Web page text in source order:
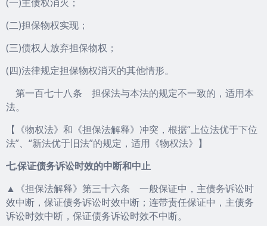
(二)担保物权实现；
(三)债权人放弃担保物权；
(四)法律规定担保物权消灭的其他情形。
第一百七十八条 担保法与本法的规定不一致的，适用本
法。
【《物权法》和《担保法解释》冲突，根据“上位法优于下位
法”、“新法优于旧法”的规定，适用《物权法》】
七.保证债务诉讼时效的中断和中止
▲《担保法解释》第三十六条 一般保证中，主债务诉讼时
效中断，保证债务诉讼时效中断；连带责任保证中，主债务
诉讼时效中断，保证债务诉讼时效不中断。